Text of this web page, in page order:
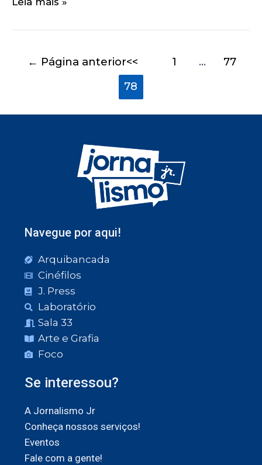
← Página anterior 1 …
77
78
Navegue por aqui!
Arquibancada
Cinéfilos
J. Press
Laboratório
Sala 33
Arte e Grafia
Foco
Se interessou?
A Jornalismo Jr
Conheça nossos serviços!
Eventos
Fale com a gente!